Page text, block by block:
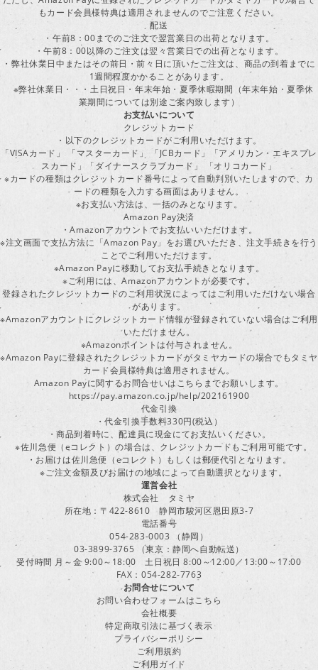
もカード会員様特典は適用されませんのでご注意ください。
配送
・午前8：00までのご注文で翌営業日の出荷となります。
・午前8：00以降のご注文は翌々営業日での出荷となります。
・弊社休業日中またはその前日・前々日に頂いたご注文は、商品の到着までに
1週間程度かかることがあります。
※弊社休業日・・・土日祝日・年末年始・夏季休暇期間（年末年始・夏季休
業期間については別途ご案内致します）
お支払いについて
クレジットカード
・以下のクレジットカードがご利用いただけます。
「VISAカード」 「マスターカード」 「JCBカード」「アメリカン・エキスプレ
スカード」「ダイナースクラブカード」 「オリコカード」
※カードの種類はクレジットカード番号によって自動判別いたしますので、カ
ードの種類を入力する画面はありません。
※お支払い方法は、一括のみとなります。
Amazon Pay決済
・Amazonアカウントでお支払いいただけます。
※注文画面で支払方法に「Amazon Pay」をお選びいただき、注文手続きを行う
ことでご利用いただけます。
※Amazon Payに移動してお支払手続きとなります。
※ご利用には、Amazonアカウントが必要です。
登録されたクレジットカードのご利用状況によってはご利用いただけない場合
があります。
※Amazonアカウントにクレジットカード情報が登録されていない場合はご利用
いただけません。
※Amazonポイントは付与されません。
※Amazon Payに登録されたクレジットカードがタミヤカードの場合でもタミヤ
カード会員様特典は適用されません。
Amazon Payに関するお問合せいはこちらまでお願いします。
https://pay.amazon.co.jp/help/202161900
代金引換
・代金引換手数料330円(税込）
・商品到着時に、配達員に現金にてお支払いください。
※佐川急便（eコレクト）の場合は、クレジットカードもご利用可能です。
・お届けは佐川急便（eコレクト）もしくは郵便代引となります。
※ご注文金額及びお届けの地域によって自動選択となります。
運営会社
株式会社 タミヤ
所在地：〒422-8610 静岡市駿河区恩田原3-7
電話番号
054-283-0003 （静岡）
03-3899-3765 （東京：静岡へ自動転送）
受付時間 月～金 9:00～18:00 土日祝日 8:00～12:00／13:00～17:00
FAX：054-282-7763
お問合せについて
お問い合わせフォームはこちら
会社概要
特定商取引法に基づく表示
プライバシーポリシー
ご利用規約
ご利用ガイド